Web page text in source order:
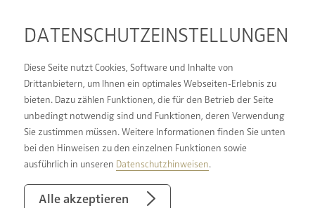
DATENSCHUTZ­EINSTELLUNGEN
Diese Seite nutzt Cookies, Software und Inhalte von
Drittanbietern, um Ihnen ein optimales Webseiten-Erlebnis zu
bieten. Dazu zählen Funktionen, die für den Betrieb der Seite
unbedingt notwendig sind und Funktionen, deren Verwendung
Sie zustimmen müssen. Weitere Informationen finden Sie unten
bei den Hinweisen zu den einzelnen Funktionen sowie
ausführlich in unseren Datenschutzhinweisen.
Alle akzeptieren
GEMEINSAM STARK
Wir sind ein Unternehmen in einem starken
zahlreichen Vorteilen für Angestellte. Wir bieten